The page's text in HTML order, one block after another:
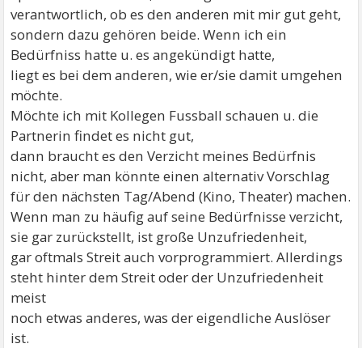
verantwortlich, ob es den anderen mit mir gut geht,
sondern dazu gehören beide. Wenn ich ein
Bedürfniss hatte u. es angekündigt hatte,
liegt es bei dem anderen, wie er/sie damit umgehen
möchte.
Möchte ich mit Kollegen Fussball schauen u. die
Partnerin findet es nicht gut,
dann braucht es den Verzicht meines Bedürfnis
nicht, aber man könnte einen alternativ Vorschlag
für den nächsten Tag/Abend (Kino, Theater) machen.
Wenn man zu häufig auf seine Bedürfnisse verzicht,
sie gar zurückstellt, ist große Unzufriedenheit,
gar oftmals Streit auch vorprogrammiert. Allerdings
steht hinter dem Streit oder der Unzufriedenheit
meist
noch etwas anderes, was der eigendliche Auslöser
ist.